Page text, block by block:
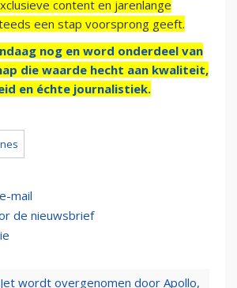
content en jarenlange
een stap voorsprong geeft.
nog en word onderdeel van
die waarde hecht aan kwaliteit,
en échte journalistiek.
mail
de nieuwsbrief
wordt overgenomen door Apollo,